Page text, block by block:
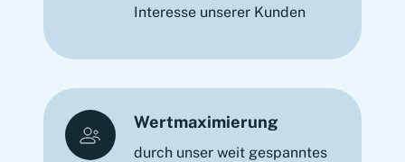
Interesse unserer Kunden
Wertmaximierung
durch unser weit gespanntes